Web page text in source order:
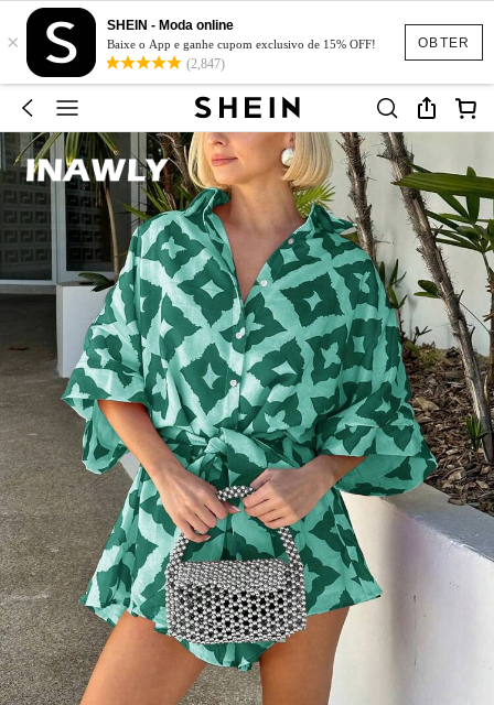
OBTER
×
SHEIN - Moda online
Baixe o App e ganhe cupom exclusivo de 15% OFF!
(2,847)